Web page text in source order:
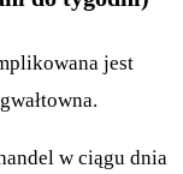
jest
w ciągu dnia